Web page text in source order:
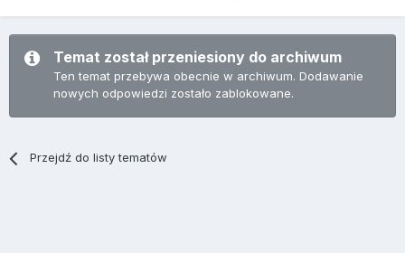
Temat został przeniesiony do archiwum
Ten temat przebywa obecnie w archiwum. Dodawanie
nowych odpowiedzi zostało zablokowane.
Przejdź do listy tematów